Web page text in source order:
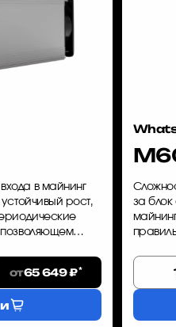
в майнинг
рост,
позволяющем
от65 649 ₽*
за блок
годы